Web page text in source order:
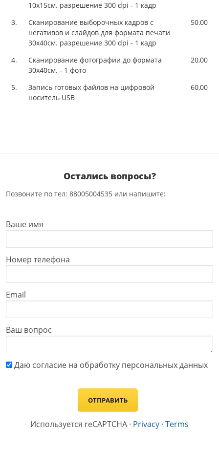
10х15см. разрешение 300 dpi - 1 кадр
3.
Сканирование выборочных кадров с
негативов и слайдов для формата печати
30х40см. разрешение 300 dpi - 1 кадр
50,00
4.
Сканирование фотографии до формата
30х40см. - 1 фото
20,00
5.
Запись готовых файлов на цифровой
носитель USB
60,00
Остались вопросы?
Позвоните по тел: 88005004535 или напишите:
Ваше имя
Номер телефона
Email
Ваш вопрос
Даю cогласие на обработку персональных данных
Используется reCAPTCHA · Privacy · Terms